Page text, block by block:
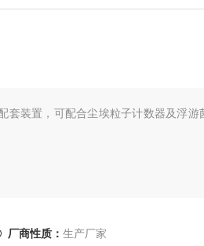
套装置，可配合尘埃粒子计数器及浮游
厂商性质： 生产厂家